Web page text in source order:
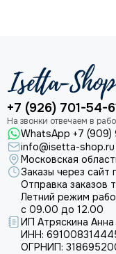
+7 (926) 701-54-
WhatsApp +7
info@isetta-shop.ru
Московская
Заказы через сайт
Отправка заказов
Летний режим
с 09.00 до 12.00
ИП Атряскина
ИНН:
ОГРНИП: